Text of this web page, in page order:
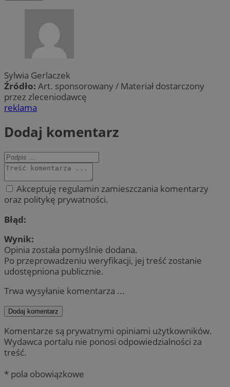
Sylwia Gerlaczek
Źródło: Art. sponsorowany / Materiał dostarczony
przez zleceniodawcę
reklama
Dodaj komentarz
Akceptuję regulamin zamieszczania komentarzy
oraz politykę prywatności.
Błąd:
Wynik:
Opinia została pomyślnie dodana.
Po przeprowadzeniu weryfikacji, jej treść zostanie
udostępniona publicznie.
Trwa wysyłanie komentarza ...
Dodaj komentarz
Komentarze są prywatnymi opiniami użytkowników.
Wydawca portalu nie ponosi odpowiedzialności za
treść.
* pola obowiązkowe